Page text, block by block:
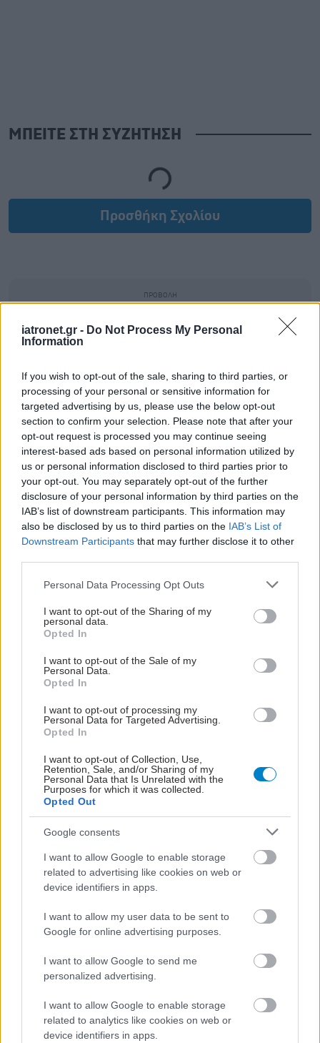
iatronet.gr - Do Not Process My Personal
Information
If you wish to opt-out of the sale, sharing to third parties, or
processing of your personal or sensitive information for
targeted advertising by us, please use the below opt-out
section to confirm your selection. Please note that after your
opt-out request is processed you may continue seeing
interest-based ads based on personal information utilized by
us or personal information disclosed to third parties prior to
your opt-out. You may separately opt-out of the further
disclosure of your personal information by third parties on the
IAB’s list of downstream participants. This information may
also be disclosed by us to third parties on the IAB’s List of
Downstream Participants that may further disclose it to other
Please note that this website/app uses one or more Google
not limited to your visit or usage behaviour. You may click to
grant or deny consent to Google and its third-party tags to
use your data for below specified purposes in below Google
consent section.
Personal Data Processing Opt Outs
I want to opt-out of the Sharing of my
personal data.
Opted In
I want to opt-out of the Sale of my
Personal Data.
Opted In
I want to opt-out of processing my
Personal Data for Targeted Advertising.
Opted In
I want to opt-out of Collection, Use,
Retention, Sale, and/or Sharing of my
Personal Data that Is Unrelated with the
Purposes for which it was collected.
Opted Out
Google consents
I want to allow Google to enable storage
related to advertising like cookies on web or
device identifiers in apps.
I want to allow my user data to be sent to
Google for online advertising purposes.
I want to allow Google to send me
personalized advertising.
I want to allow Google to enable storage
related to analytics like cookies on web or
device identifiers in apps.
ΜΠΕΙΤΕ ΣΤΗ ΣΥΖΗΤΗΣΗ
Loading...
Προσθήκη Σχολίου
ΣΗΜΕΡΑ ΣΤΟ IATRONET.GR
Πώς επηρεάζει η ψυχική υγεία τη σωματική